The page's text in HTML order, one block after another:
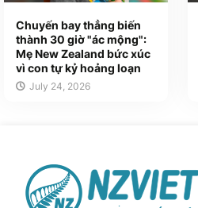
Chuyến bay thẳng biến
thành 30 giờ "ác mộng":
Mẹ New Zealand bức xúc
vì con tự kỷ hoảng loạn
July 24, 2026